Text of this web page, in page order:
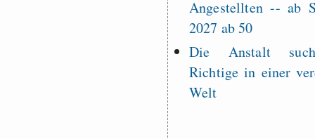
Angestellten -- ab
2027 ab 50
Die Anstalt
Richtige in einer
Welt